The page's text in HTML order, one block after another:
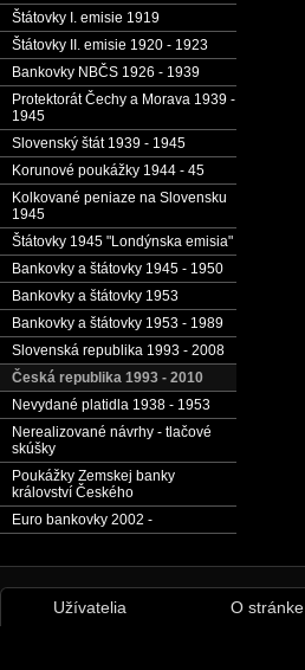
Štátovky I. emisie 1919
Štátovky II. emisie 1920 - 1923
Bankovky NBČS 1926 - 1939
Protektorát Čechy a Morava 1939 -
1945
Slovenský štát 1939 - 1945
Korunové poukážky 1944 - 45
Kolkované peniaze na Slovensku
1945
Štátovky 1945 "Londýnska emisia"
Bankovky a štátovky 1945 - 1950
Bankovky a štátovky 1953
Bankovky a štátovky 1953 - 1989
Slovenská republika 1993 - 2008
Česká republika 1993 - 2010
Nevydané platidla 1938 - 1953
Nerealizované návrhy - tlačové
skúšky
Poukážky Zemskej banky
království Českého
Euro bankovky 2002 -
Užívatelia O stránke